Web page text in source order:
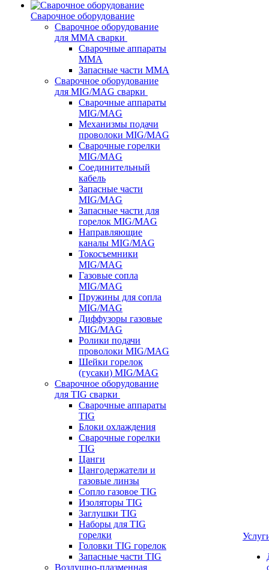
Сварочное оборудование
Сварочное оборудование
для MMA сварки
Сварочные аппараты
MMA
Запасные части MMA
Сварочное оборудование
для MIG/MAG сварки
Сварочные аппараты
MIG/MAG
Механизмы подачи
проволоки MIG/MAG
Сварочные горелки
MIG/MAG
Соединительный
кабель
Запасные части
MIG/MAG
Запасные части для
горелок MIG/MAG
Направляющие
каналы MIG/MAG
Токосъемники
MIG/MAG
Газовые сопла
MIG/MAG
Пружины для сопла
MIG/MAG
Диффузоры газовые
MIG/MAG
Ролики подачи
проволоки MIG/MAG
Шейки горелок
(гусаки) MIG/MAG
Сварочное оборудование
для TIG сварки
Сварочные аппараты
TIG
Блоки охлаждения
Сварочные горелки
TIG
Цанги
Цангодержатели и
газовые линзы
Сопло газовое TIG
Изоляторы TIG
Заглушки TIG
Наборы для TIG
горелки
Головки TIG горелок
Запасные части TIG
Воздушно-плазменная